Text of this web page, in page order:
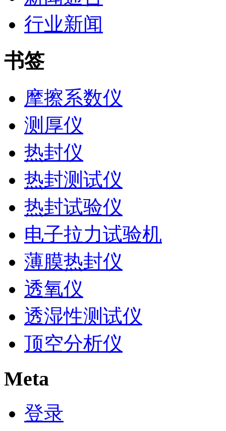
行业新闻
书签
摩擦系数仪
测厚仪
热封仪
热封测试仪
热封试验仪
电子拉力试验机
薄膜热封仪
透氧仪
透湿性测试仪
顶空分析仪
Meta
登录